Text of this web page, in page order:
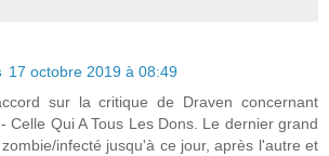
17 octobre 2019 à 08:49
sur la critique de Draven concernant
Celle Qui A Tous Les Dons. Le dernier grand
infecté jusqu'à ce jour, après l'autre et